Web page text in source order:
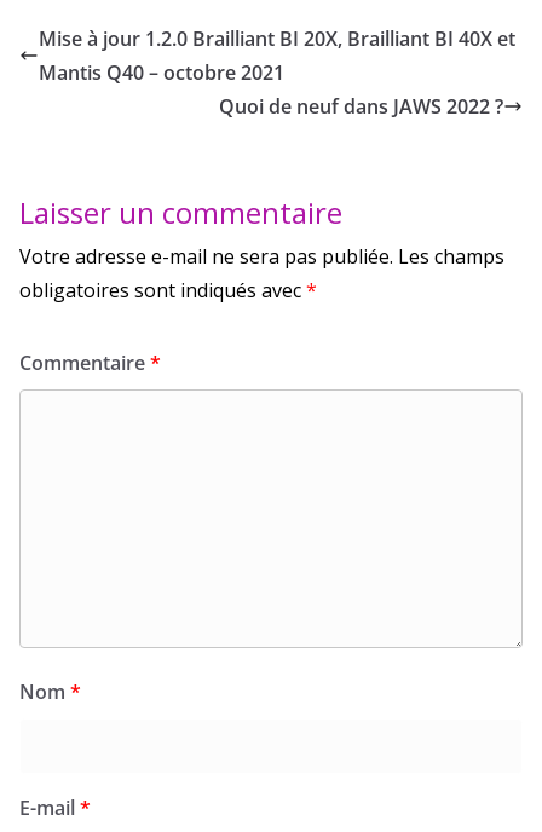
Mise à jour 1.2.0 Brailliant BI 20X, Brailliant BI 40X et
Mantis Q40 – octobre 2021
Quoi de neuf dans JAWS 2022 ?
Laisser un commentaire
Votre adresse e-mail ne sera pas publiée. Les champs
obligatoires sont indiqués avec*
Commentaire*
Nom *
E-mail*